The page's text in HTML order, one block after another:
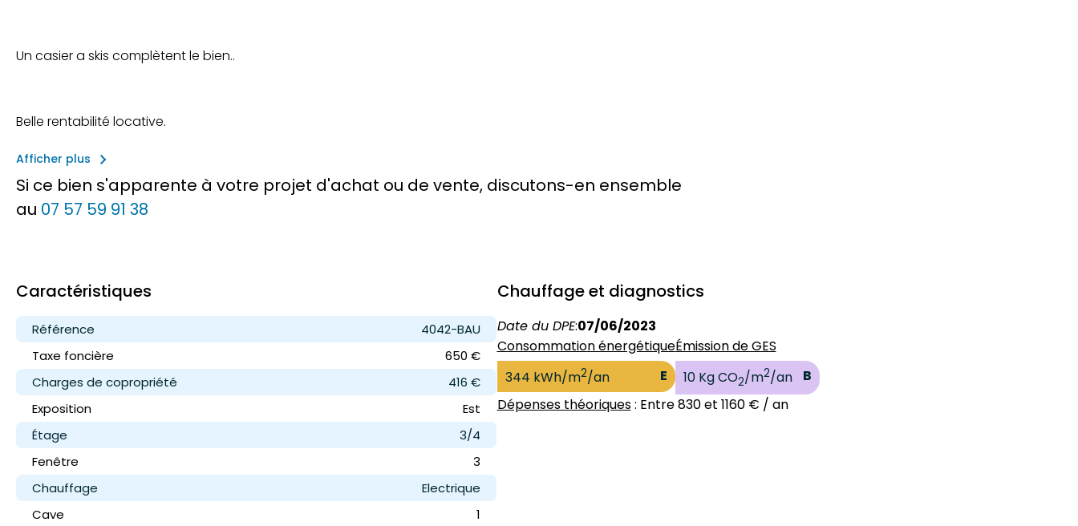
Un casier a skis complètent le bien..
Belle rentabilité locative.
Afficher plus
keyboard_arrow_right
Si ce bien s'apparente à votre projet d'achat ou de vente, discutons-en ensemble
au 07 57 59 91 38
Caractéristiques
Référence
4042-BAU
Taxe foncière
650 €
Charges de copropriété
416 €
Exposition
Est
Étage
3/4
Fenêtre
3
Chauffage
Electrique
Cave
1
Chauffage et diagnostics
Date du DPE:07/06/2023
Consommation énergétique
344 kWh/m2/an E
Émission de GES
10 Kg CO2/m2/an
B
Dépenses théoriques: Entre 830 et 1160 € / an